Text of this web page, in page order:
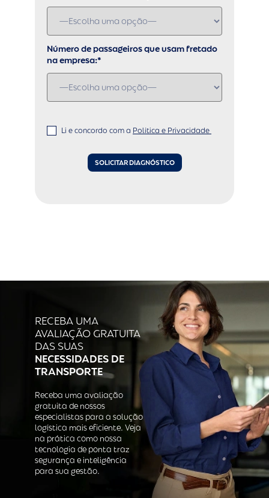
Número de passageiros que usam fretado
na empresa:*
Li e concordo com a Política e Privacidade
RECEBA UMA
AVALIAÇÃO GRATUITA
DAS SUAS
NECESSIDADES DE
TRANSPORTE
Receba uma avaliação
gratuita de nossos
especialistas para a solução
logística mais eficiente. Veja
na prática como nossa
tecnologia de ponta traz
segurança e inteligência
para sua gestão.